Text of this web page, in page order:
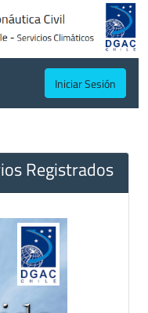
Iniciar Sesión
Registrados